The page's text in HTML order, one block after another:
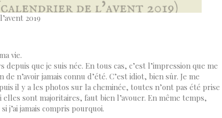
2019
vie.
que je suis née. En tous cas, c’est l’impression que me
n’avoir jamais connu d’été. C’est idiot, bien sûr. Je me
il y a les photos sur la cheminée, toutes n’ont pas été prise
elles sont majoritaires, faut bien l’avouer. En même temps,
j’ai jamais compris pourquoi.